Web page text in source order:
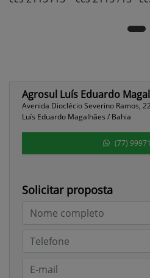
Agrosul Luís Eduardo
Avenida Dioclécio Severino Ramos,
Luís Eduardo Magalhães / Bahia
(77)
Solicitar proposta